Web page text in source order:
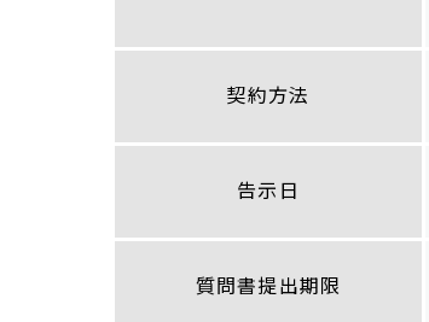
契約方法
告示日
質問書提出期限